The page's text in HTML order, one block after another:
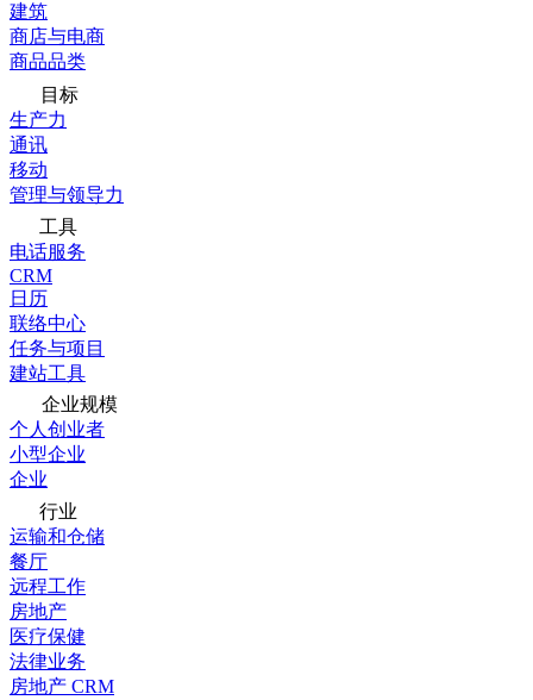
建筑
商店与电商
商品品类
目标
生产力
通讯
移动
管理与领导力
工具
电话服务
CRM
日历
联络中心
任务与项目
建站工具
企业规模
个人创业者
小型企业
企业
行业
运输和仓储
餐厅
远程工作
房地产
医疗保健
法律业务
房地产 CRM